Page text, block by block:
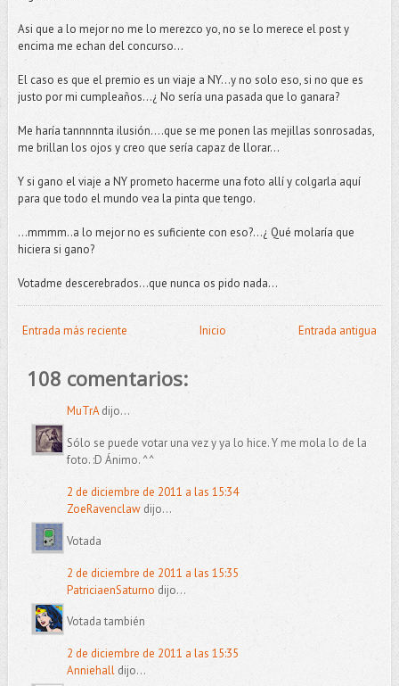
Asi que a lo mejor no me lo merezco yo, no se lo merece el post y
encima me echan del concurso...
El caso es que el premio es un viaje a NY…y no solo eso, si no que es
justo por mi cumpleaños…¿ No sería una pasada que lo ganara?
Me haría tannnnnta ilusión....que se me ponen las mejillas sonrosadas,
me brillan los ojos y creo que sería capaz de llorar...
Y si gano el viaje a NY prometo hacerme una foto allí y colgarla aquí
para que todo el mundo vea la pinta que tengo.
…mmmm..a lo mejor no es suficiente con eso?...¿ Qué molaría que
hiciera si gano?
Votadme descerebrados...que nunca os pido nada...
Entrada más reciente Entrada antigua
Inicio
108 comentarios:
MuTrAdijo...
Sólo se puede votar una vez y ya lo hice. Y me mola lo de la
foto. :D Ánimo. ^^
2 de diciembre de 2011 a las 15:34
ZoeRavenclawdijo...
Votada
2 de diciembre de 2011 a las 15:35
PatriciaenSaturno dijo...
Votada también
2 de diciembre de 2011 a las 15:35
Anniehalldijo...